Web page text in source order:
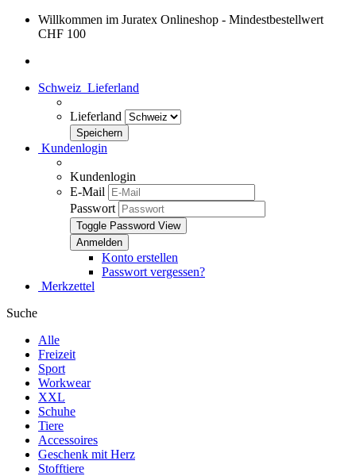
Willkommen im Juratex Onlineshop - Mindestbestellwert
CHF 100
Schweiz Lieferland
Lieferland
Kundenlogin
Kundenlogin
E-Mail
Passwort
Toggle Password View
Konto erstellen
Passwort vergessen?
Merkzettel
Suche
Alle
Freizeit
Sport
Workwear
XXL
Schuhe
Tiere
Accessoires
Geschenk mit Herz
Stofftiere